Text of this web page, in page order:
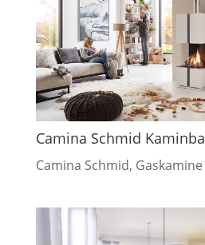
Camina Schmid
Camina Schmid,